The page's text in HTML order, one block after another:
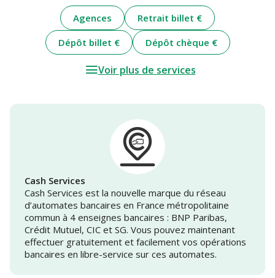
Agences
Retrait billet €
Dépôt billet €
Dépôt chèque €
Voir plus de services
Cash Services
Cash Services est la nouvelle marque du réseau
d’automates bancaires en France métropolitaine
commun à 4 enseignes bancaires : BNP Paribas,
Crédit Mutuel, CIC et SG. Vous pouvez maintenant
effectuer gratuitement et facilement vos opérations
bancaires en libre-service sur ces automates.